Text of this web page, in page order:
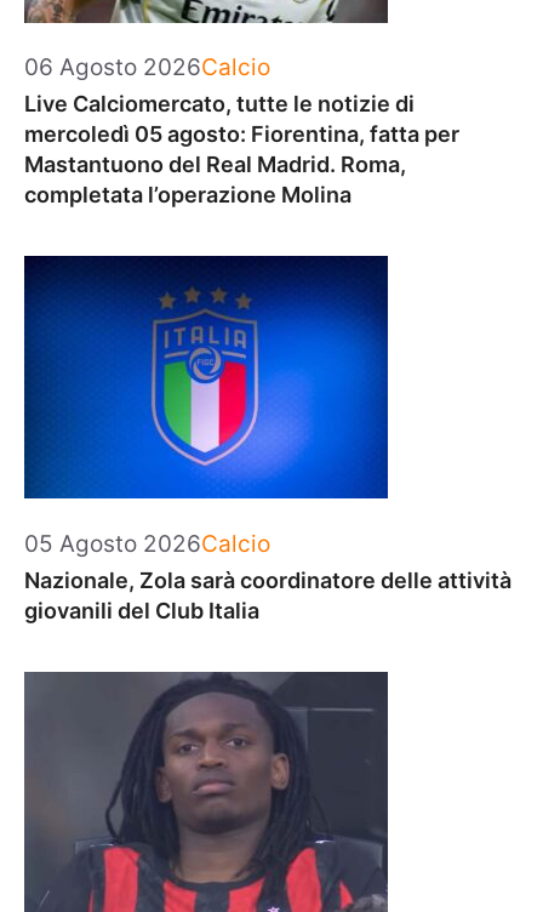
06 Agosto 2026Categorie
Calcio
Live Calciomercato, tutte le notizie di
mercoledì 05 agosto: Fiorentina, fatta per
Mastantuono del Real Madrid. Roma,
completata l’operazione Molina
05 Agosto 2026Categorie
Calcio
Nazionale, Zola sarà coordinatore delle attività
giovanili del Club Italia